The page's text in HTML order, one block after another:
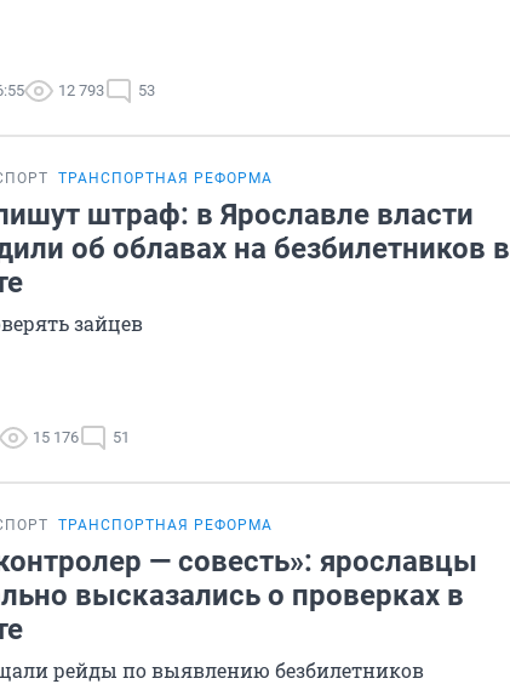
12 793 53
ТРАНСПОРТНАЯ РЕФОРМА
штраф: в Ярославле власти
об облавах на безбилетников в
зайцев
15 176 51
ТРАНСПОРТНАЯ РЕФОРМА
— совесть»: ярославцы
высказались о проверках в
рейды по выявлению безбилетников